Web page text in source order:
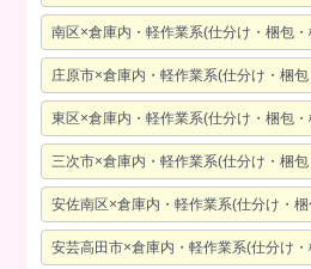
南区×倉庫内・軽作業系(仕分け・梱包
庄原市×倉庫内・軽作業系(仕分け・梱
東区×倉庫内・軽作業系(仕分け・梱包
三次市×倉庫内・軽作業系(仕分け・梱
安佐南区×倉庫内・軽作業系(仕分け・
安芸高田市×倉庫内・軽作業系(仕分け